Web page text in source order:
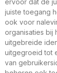
ervoor dat de
juiste toegang
ook voor
organisaties bij
uitgebreide
uitgegroeid tot
van